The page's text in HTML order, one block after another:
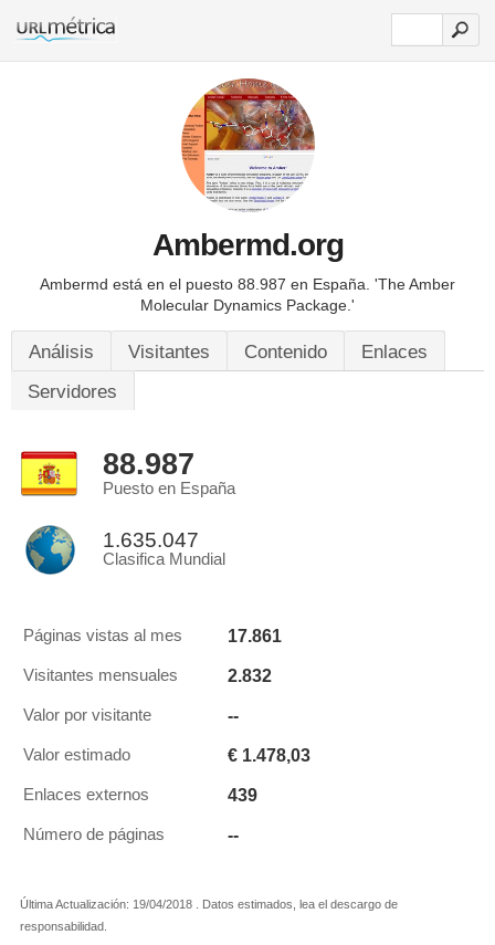
Ambermd.org
Ambermd está en el puesto 88.987 en España. 'The Amber
Molecular Dynamics Package.'
Análisis Visitantes Contenido
Enlaces
Servidores
88.987
Puesto en España
1.635.047
Clasifica Mundial
Páginas vistas al mes 17.861
Visitantes mensuales 2.832
Valor por visitante --
Valor estimado € 1.478,03
Enlaces externos 439
Número de páginas --
Última Actualización: 19/04/2018 . Datos estimados, lea el descargo de
responsabilidad.